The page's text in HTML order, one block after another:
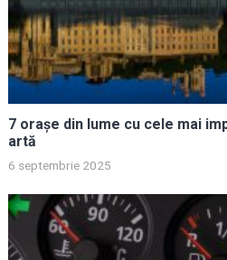
7 orașe din lume cu cele mai
artă
6 septembrie 2025